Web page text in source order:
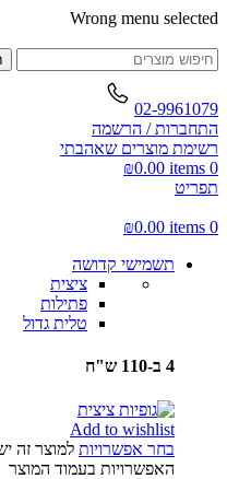
Wrong menu selected
02-9961079
התחברות / הרשמה
רשימת מוצרים שאהבתי
0
items
₪0.00
תפריט
0
items
₪0.00
תשמישי קדושה
ציצית
פתילות
טלית גדול
4 ב-110 ש"ח
Add to wishlist
בחר אפשרויות למוצר זה
האפשרויות בעמוד המוצר